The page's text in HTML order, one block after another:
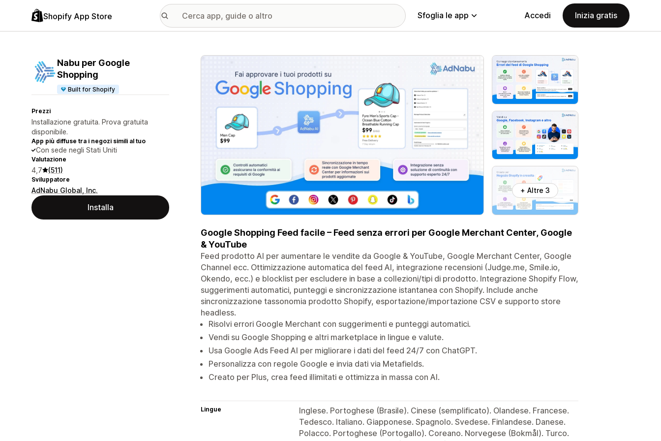
Shopify App Store Sfoglia le app Accedi Inizia gratis
Nabu per Google
Shopping
Built for Shopify
Prezzi
Installazione gratuita. Prova gratuita
disponibile.
App più diffuse tra i negozi simili al tuo
Con sede negli Stati Uniti
Valutazione
4,7 (511)
Sviluppatore
AdNabu Global, Inc.
Installa
Galleria immagini in evidenza
+ Altre 3
Google Shopping Feed facile – Feed senza errori per Google Merchant Center, Google
& YouTube
Feed prodotto AI per aumentare le vendite da Google & YouTube, Google Merchant Center, Google
Channel ecc. Ottimizzazione automatica del feed AI, integrazione recensioni (Judge.me, Smile.io,
Okendo, ecc.) e blocklist per escludere in base a collezioni/tipi di prodotto. Integrazione Shopify Flow,
suggerimenti automatici, punteggi e sincronizzazione istantanea con Shopify. Include anche
sincronizzazione tassonomia prodotto Shopify, esportazione/importazione CSV e supporto store
headless.
Risolvi errori Google Merchant con suggerimenti e punteggi automatici.
Vendi su Google Shopping e altri marketplace in lingue e valute.
Usa Google Ads Feed AI per migliorare i dati del feed 24/7 con ChatGPT.
Personalizza con regole Google e invia dati via Metafields.
Creato per Plus, crea feed illimitati e ottimizza in massa con AI.
Lingue
Inglese. Portoghese (Brasile). Cinese (semplificato). Olandese. Francese.
Tedesco. Italiano. Giapponese. Spagnolo. Svedese. Finlandese. Danese.
Polacco. Portoghese (Portogallo). Coreano. Norvegese (Bokmål). Turco.